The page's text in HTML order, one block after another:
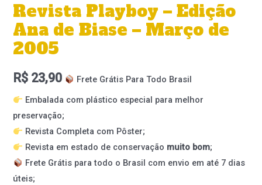
Revista Playboy – Edição
Ana de Biase – Março de
2005
R$ 23,90
Frete Grátis Para Todo Brasil
Embalada com plástico especial para melhor
preservação;
Revista Completa com Pôster;
Revista em estado de conservação muito bom;
Frete Grátis para todo o Brasil com envio em até 7 dias
úteis;